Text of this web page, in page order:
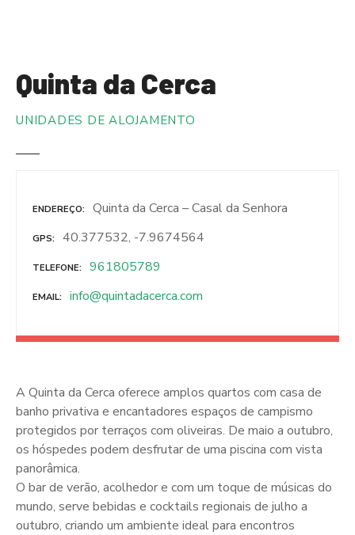
Quinta da Cerca
UNIDADES DE ALOJAMENTO
ENDEREÇO Quinta da Cerca – Casal da Senhora
GPS 40.377532, -7.9674564
TELEFONE 961805789
EMAIL info@quintadacerca.com
A Quinta da Cerca oferece amplos quartos com casa de
banho privativa e encantadores espaços de campismo
protegidos por terraços com oliveiras. De maio a outubro,
os hóspedes podem desfrutar de uma piscina com vista
panorâmica.
O bar de verão, acolhedor e com um toque de músicas do
mundo, serve bebidas e cocktails regionais de julho a
outubro, criando um ambiente ideal para encontros